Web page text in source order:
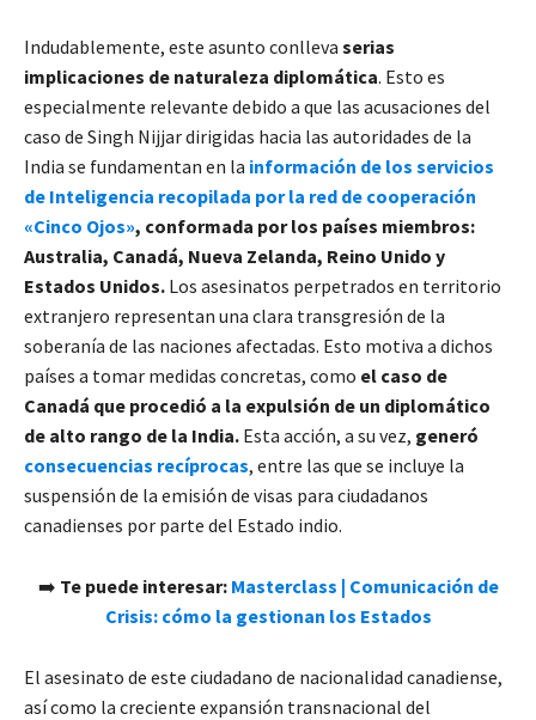
Indudablemente, este asunto conlleva serias
implicaciones de naturaleza diplomática. Esto es
especialmente relevante debido a que las acusaciones del
caso de Singh Nijjar dirigidas hacia las autoridades de la
India se fundamentan en la información de los servicios
de Inteligencia recopilada por la red de cooperación
«Cinco Ojos», conformada por los países miembros:
Australia, Canadá, Nueva Zelanda, Reino Unido y
Estados Unidos. Los asesinatos perpetrados en territorio
extranjero representan una clara transgresión de la
soberanía de las naciones afectadas. Esto motiva a dichos
países a tomar medidas concretas, como el caso de
Canadá que procedió a la expulsión de un diplomático
de alto rango de la India. Esta acción, a su vez, generó
consecuencias recíprocas, entre las que se incluye la
suspensión de la emisión de visas para ciudadanos
canadienses por parte del Estado indio.
➡️ Te puede interesar: Masterclass | Comunicación de
Crisis: cómo la gestionan los Estados
El asesinato de este ciudadano de nacionalidad canadiense,
así como la creciente expansión transnacional del